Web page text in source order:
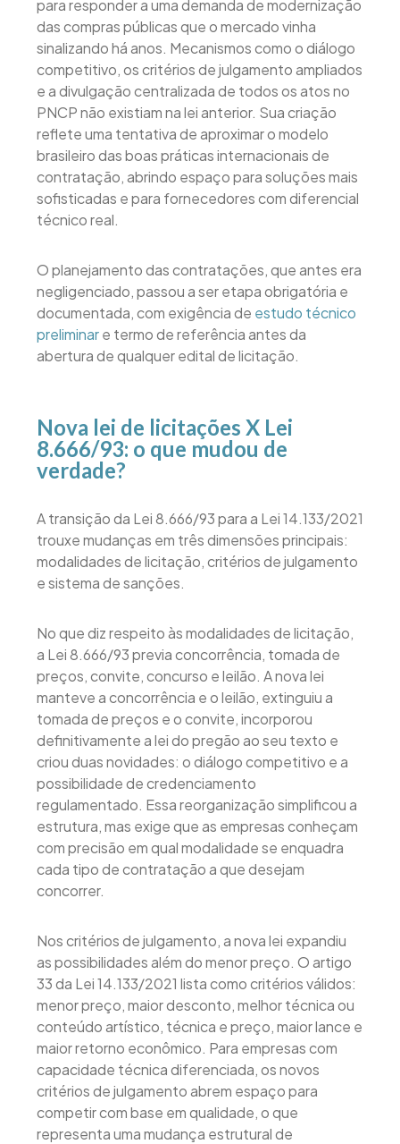
para responder a uma demanda de modernização
das compras públicas que o mercado vinha
sinalizando há anos. Mecanismos como o diálogo
competitivo, os critérios de julgamento ampliados
e a divulgação centralizada de todos os atos no
PNCP não existiam na lei anterior. Sua criação
reflete uma tentativa de aproximar o modelo
brasileiro das boas práticas internacionais de
contratação, abrindo espaço para soluções mais
sofisticadas e para fornecedores com diferencial
técnico real.
O planejamento das contratações, que antes era
negligenciado, passou a ser etapa obrigatória e
documentada, com exigência de estudo técnico
preliminare termo de referência antes da
abertura de qualquer edital de licitação.
Nova lei de licitações X Lei
8.666/93: o que mudou de
verdade?
A transição da Lei 8.666/93 para a Lei 14.133/2021
trouxe mudanças em três dimensões principais:
modalidades de licitação, critérios de julgamento
e sistema de sanções.
No que diz respeito às modalidades de licitação,
a Lei 8.666/93 previa concorrência, tomada de
preços, convite, concurso e leilão. A nova lei
manteve a concorrência e o leilão, extinguiu a
tomada de preços e o convite, incorporou
definitivamente a lei do pregão ao seu texto e
criou duas novidades: o diálogo competitivo e a
possibilidade de credenciamento
regulamentado. Essa reorganização simplificou a
estrutura, mas exige que as empresas conheçam
com precisão em qual modalidade se enquadra
cada tipo de contratação a que desejam
concorrer.
Nos critérios de julgamento, a nova lei expandiu
as possibilidades além do menor preço. O artigo
33 da Lei 14.133/2021 lista como critérios válidos:
menor preço, maior desconto, melhor técnica ou
conteúdo artístico, técnica e preço, maior lance e
maior retorno econômico. Para empresas com
capacidade técnica diferenciada, os novos
critérios de julgamento abrem espaço para
competir com base em qualidade, o que
representa uma mudança estrutural de